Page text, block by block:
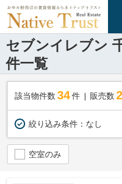
セブンイレブン
件一覧
該当物件数 34件 販売数
絞り込み条件： なし
空室のみ